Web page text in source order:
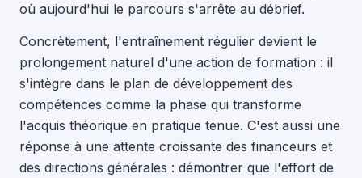
où aujourd'hui le parcours s'arrête au débrief.
Concrètement, l'entraînement régulier devient le
prolongement naturel d'une action de formation : il
s'intègre dans le plan de développement des
compétences comme la phase qui transforme
l'acquis théorique en pratique tenue. C'est aussi une
réponse à une attente croissante des financeurs et
des directions générales : démontrer que l'effort de